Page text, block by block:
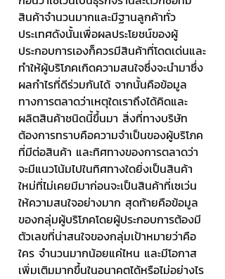
สินค้าจำนวนมากและมีฐานลูกค้าทั่ว
ประเทศดังนั้นเพื่อผลประโยชน์ของผู้
ประกอบการเองก็ควรมีสินค้าที่โดดเด่นและ
ทำให้ผู้บริโภคเกิดความสนใจซึ่งจะนำมาซึ่ง
ผลกำไรที่ดีร่วมกันได้ จากนั้นคือข้อมูล
ทางการตลาดว่าเหตุใดเราถึงได้คิดและ
ผลิตสินค้าชนิดนี้ขึ้นมา สิ่งที่ทางบริษัท
ต้องการทราบคือความจำเป็นของผู้บริโภค
ที่มีต่อสินค้า และทิศทางของการตลาดว่า
จะมีแนวโน้มไปในทิศทางใดยิ่งเป็นสินค้า
ใหม่ที่ไม่เคยมีมาก่อนจะเป็นสินค้าที่เซเว่น
ให้ความสนใจอย่างมาก สุดท้ายคือข้อมูล
ของกลุ่มผู้บริโภคโดยผู้ประกอบการต้องมี
ตัวเลขที่น่าสนใจของกลุ่มเป้าหมายว่าคือ
ใคร จำนวนมากน้อยแค่ไหน และมีโอกาส
เพิ่มเติมมากขึ้นในอนาคตได้หรือไม่อย่างไร